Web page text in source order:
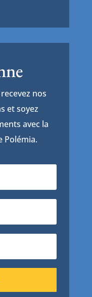
nos
et soyez
avec la
Polémia.